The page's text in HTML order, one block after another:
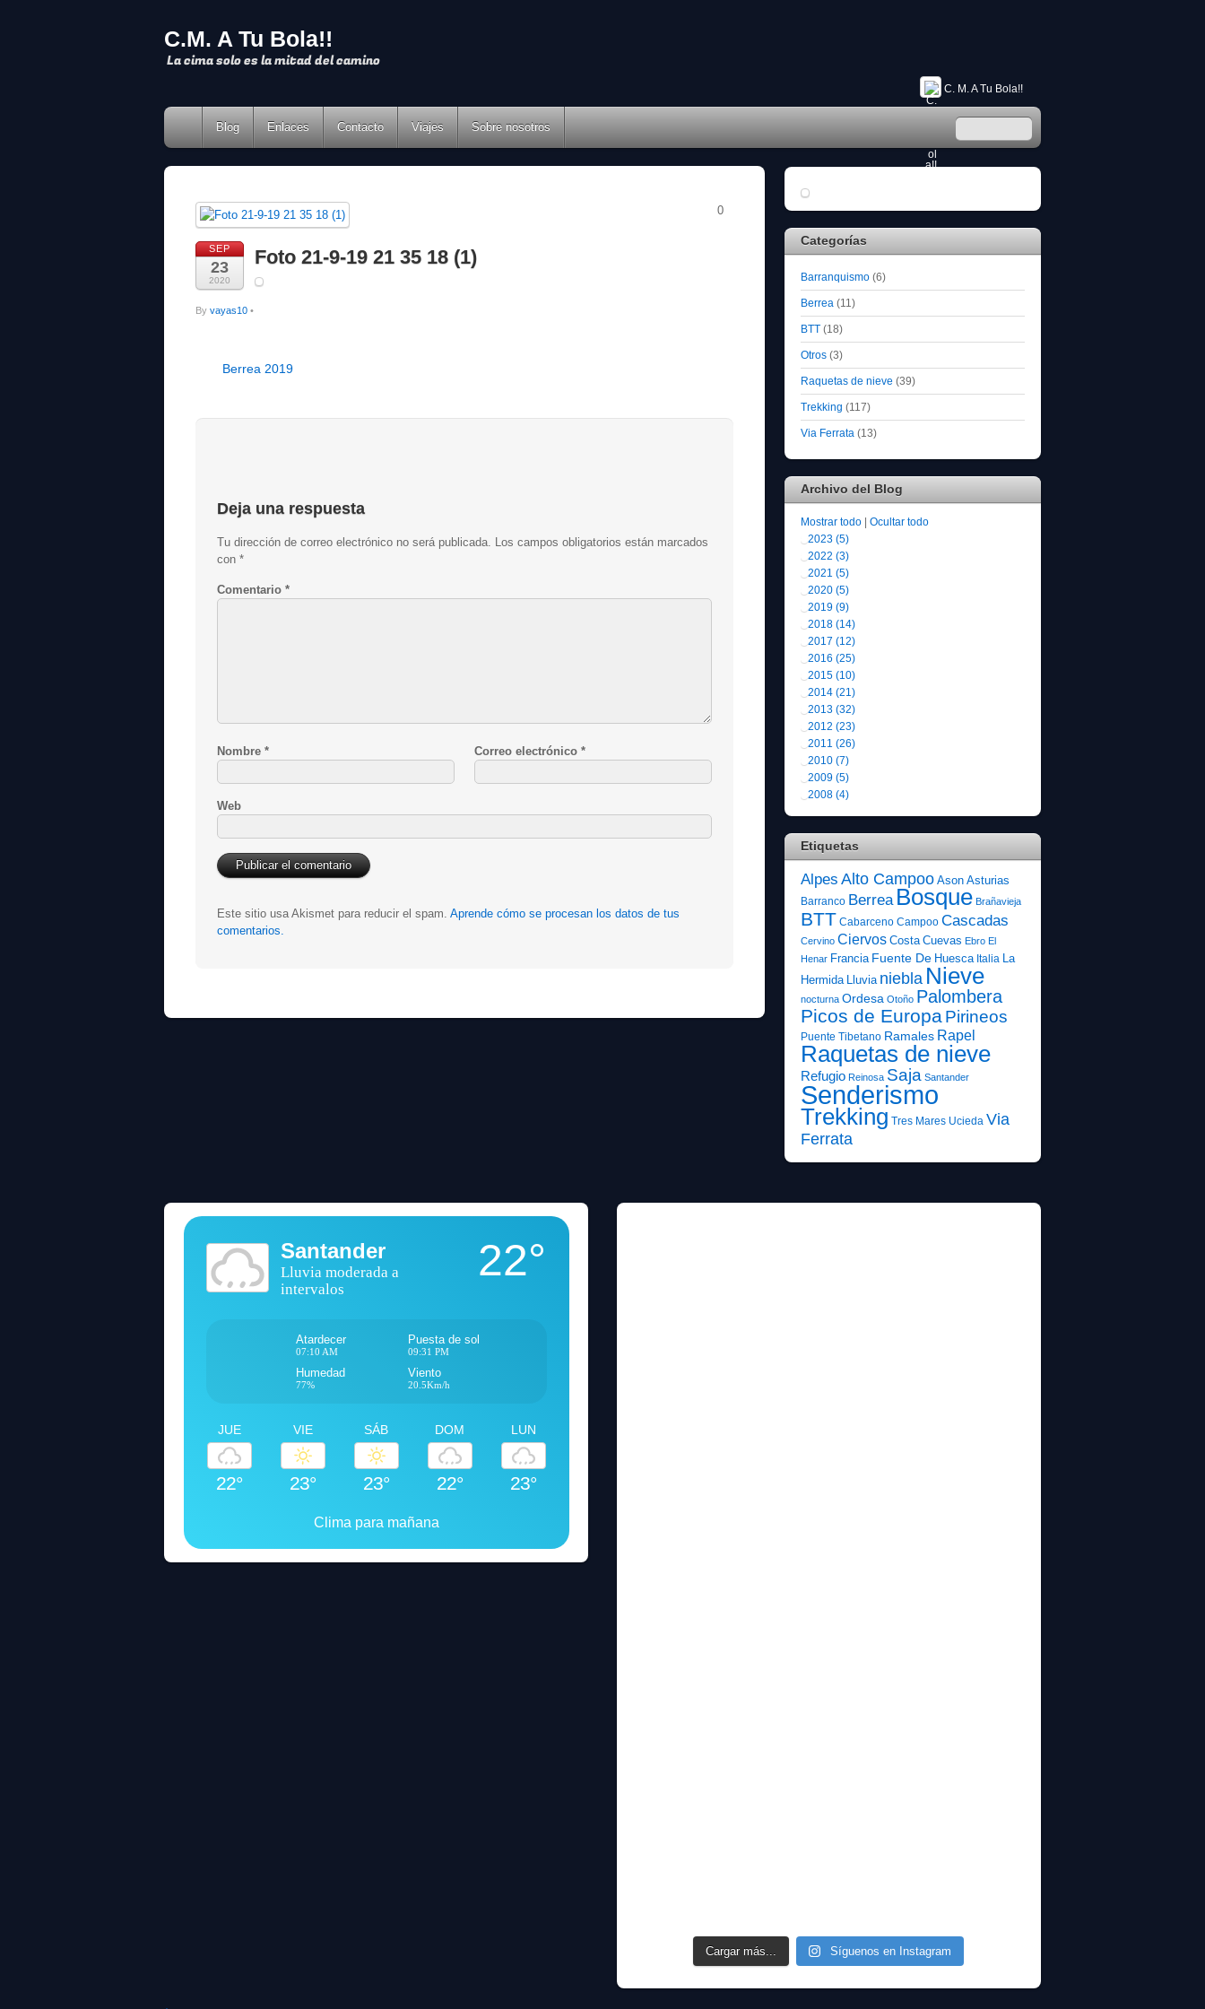
C.M. A Tu Bola!!
La cima solo es la mitad del camino
C. M. A Tu Bola!!
Blog Enlaces Contacto Viajes Sobre nosotros
SEP
23
2020
Foto 21-9-19 21 35 18 (1)
By vayas10 •
0
Berrea 2019
Deja una respuesta
Tu dirección de correo electrónico no será publicada. Los campos obligatorios están marcados
con *
Comentario *
Nombre * Correo electrónico*
Web
Este sitio usa Akismet para reducir el spam. Aprende cómo se procesan los datos de tus
comentarios.
Categorías
Barranquismo (6)
Berrea (11)
BTT (18)
Otros (3)
Raquetas de nieve (39)
Trekking (117)
Via Ferrata (13)
Archivo del Blog
Mostrar todo | Ocultar todo
2023 (5)
2022 (3)
2021 (5)
2020 (5)
2019 (9)
2018 (14)
2017 (12)
2016 (25)
2015 (10)
2014 (21)
2013 (32)
2012 (23)
2011 (26)
2010 (7)
2009 (5)
2008 (4)
Etiquetas
Alpes Alto Campoo Ason Asturias
Barranco Berrea Bosque Brañavieja
BTT Cabarceno Campoo Cascadas
Cervino Ciervos Costa Cuevas Ebro El
Henar Francia Fuente De Huesca Italia La
Hermida Lluvia niebla Nieve
nocturna Ordesa Otoño Palombera
Picos de EuropaPirineos
Puente Tibetano Ramales Rapel
Raquetas de nieve
Refugio Reinosa Saja Santander
Senderismo
Trekking Tres Mares Ucieda Via
Ferrata
Santander
Lluvia moderada a
intervalos
22°
Atardecer
07:10 AM
Puesta de sol
09:31 PM
Humedad
77%
Viento
20.5Km/h
JUE
22°
VIE
23°
SÁB
23°
DOM
22°
LUN
23°
Clima para mañana
Cargar más... Síguenos en Instagram